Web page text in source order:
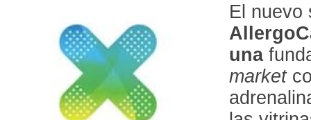
El
una
market